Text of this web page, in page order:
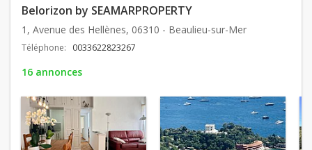
Belorizon by SEAMARPROPERTY
1, Avenue des Hellènes, 06310 - Beaulieu-sur-Mer
Téléphone: 0033622823267
16 annonces